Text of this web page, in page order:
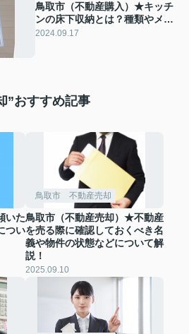
鳥取市（不動産購入）★キッチ
ンの床下収納とは？種類やメリ
ット・デメリットについてご紹
2024.09.17
おすすめ記事
いた
つい
鳥取市 不動産売却
鳥取市（不動産売却）★不動産
を売る際に確認しておくべき名
義や物件の状態などについて解
説！
2025.09.10